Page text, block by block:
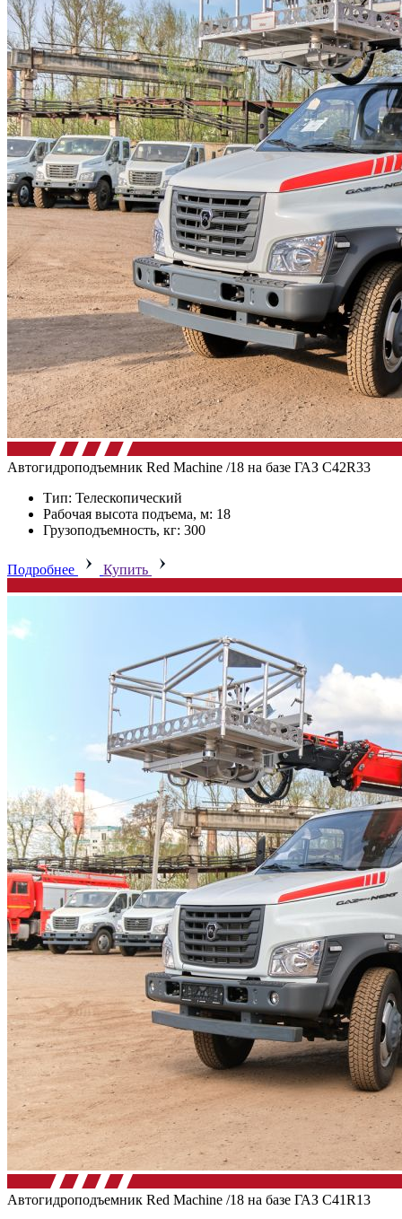
Автогидроподъемник Red Machine /18 на базе ГАЗ C42R33
Тип: Телескопический
Рабочая высота подъема, м: 18
Грузоподъемность, кг: 300
Подробнее Купить
Автогидроподъемник Red Machine /18 на базе ГАЗ C41R13